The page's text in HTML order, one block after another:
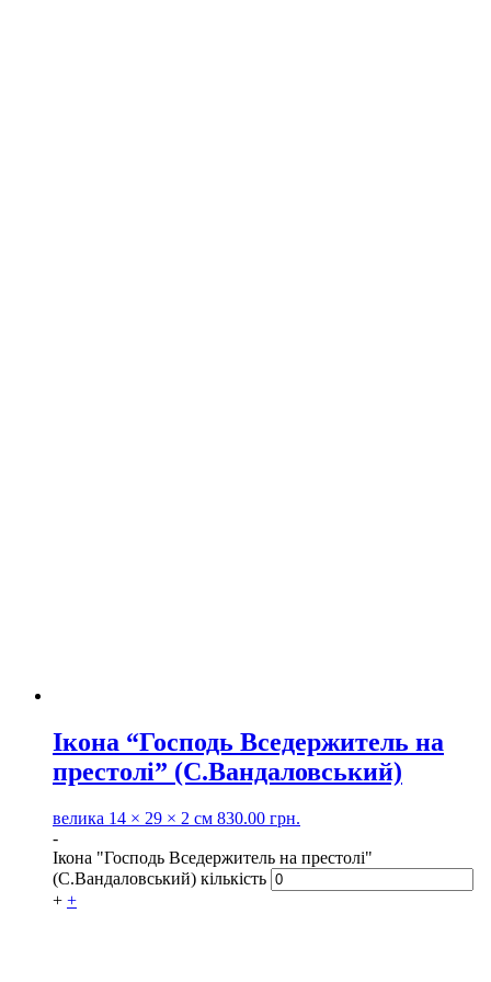
Ікона “Господь Вседержитель на
престолі” (С.Вандаловський)
велика 14 × 29 × 2 см 830.00 грн.
-
Ікона "Господь Вседержитель на престолі"
(С.Вандаловський) кількість
+ +